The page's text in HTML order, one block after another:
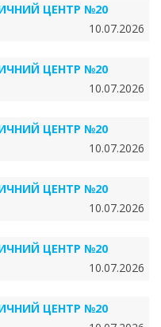
ЦЕНТР №20
10.07.2026
ЦЕНТР №20
10.07.2026
ЦЕНТР №20
10.07.2026
ЦЕНТР №20
10.07.2026
ЦЕНТР №20
10.07.2026
ЦЕНТР №20